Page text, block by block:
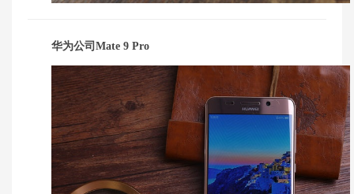
华为公司Mate 9 Pro